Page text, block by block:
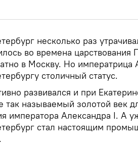
несколько раз
во времена
в Москву. Но императрица
столичный статус.
развивался и при
так называемый золотой век
императора Александра I. А
стал настоящим